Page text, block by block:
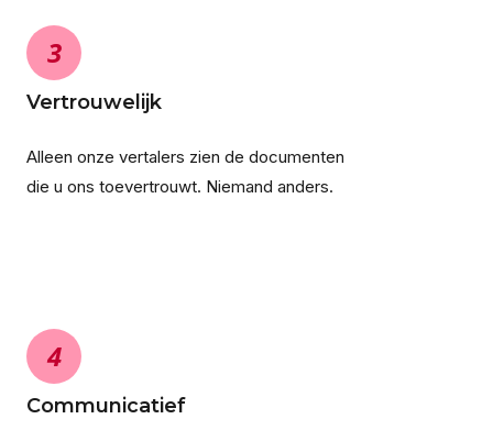
3
Vertrouwelijk
Alleen onze vertalers zien de documenten
die u ons toevertrouwt. Niemand anders.
4
Communicatief